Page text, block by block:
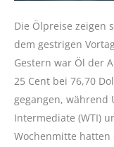
Die Ölpreise zeigen
dem gestrigen
Gestern war Öl der
25 Cent bei 76,70
gegangen, während
Intermediate (WTI)
Wochenmitte